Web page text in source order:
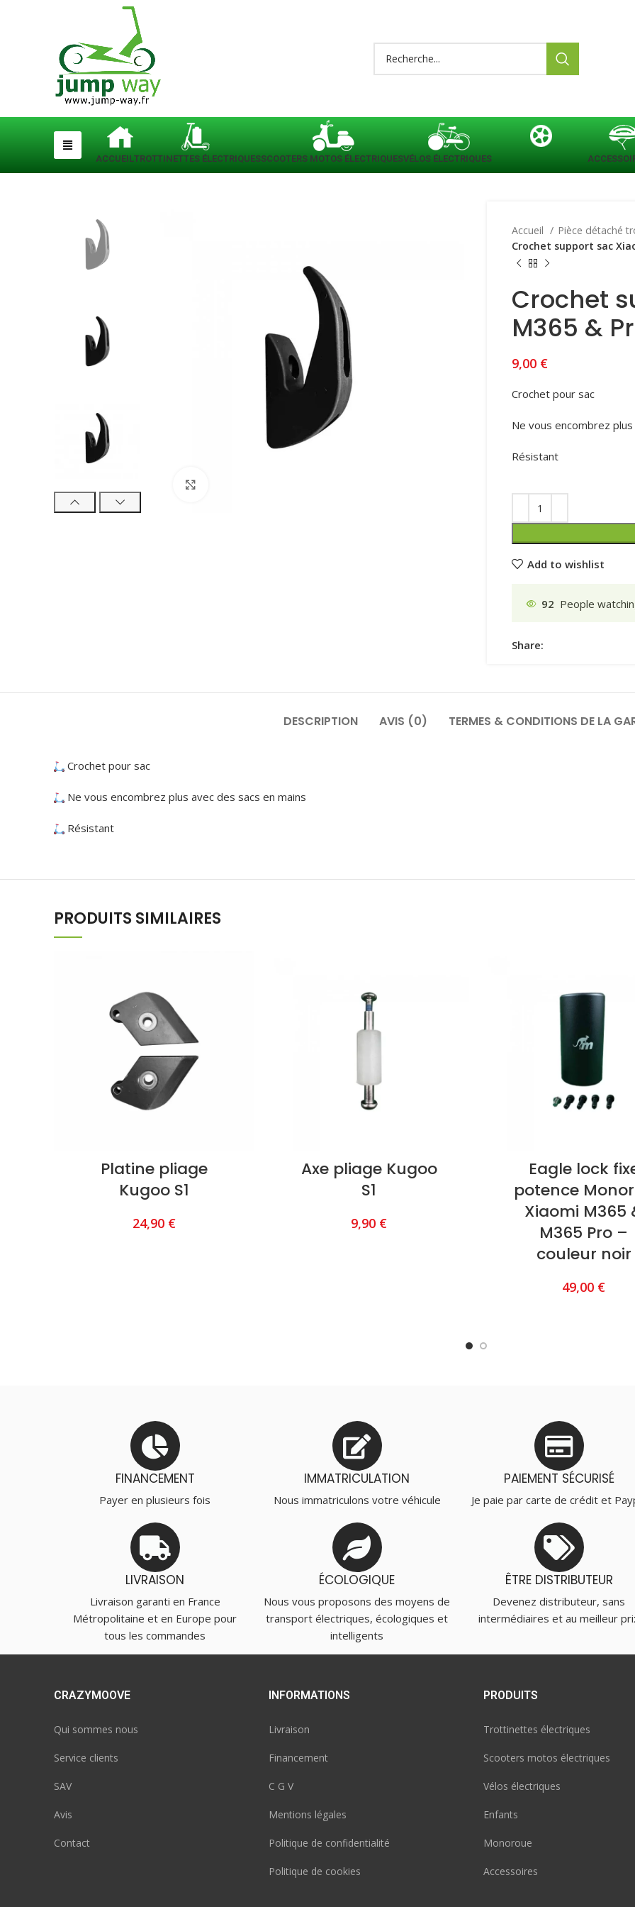
ACCUEILTROTTINETTES ÉLECTRIQUESSCOOTERS MOTOS ÉLECTRIQUESVÉLOS ÉLECTRIQUES
Accueil Pièce détaché
Crochet support sac
Crochet
M365 &
9,00 €
Crochet pour sac
Ne vous encombrez
Résistant
Add to wishlist
92 People
Share:
DESCRIPTION AVIS (0) TERMES & CONDITIONS DE LA
Crochet pour sac
Ne vous encombrez plus avec des sacs en mains
Résistant
PRODUITS SIMILAIRES
Platine pliage
Kugoo S1
24,90 €
Axe pliage Kugoo
S1
9,90 €
Eagle lock
potence
Xiaomi M365
M365 Pro –
couleur noir
49,00 €
FINANCEMENT
Payer en plusieurs fois
IMMATRICULATION
Nous immatriculons votre véhicule
PAIEMENT SÉCURISÉ
Je paie par carte de crédit et
LIVRAISON
Livraison garanti en France
Métropolitaine et en Europe pour
tous les commandes
ÉCOLOGIQUE
Nous vous proposons des moyens de
transport électriques, écologiques et
intelligents
ÊTRE DISTRIBUTEUR
Devenez distributeur, sans
intermédiaires et au meilleur
CRAZYMOOVE
Qui sommes nous
Service clients
SAV
Avis
Contact
INFORMATIONS
Livraison
Financement
C G V
Mentions légales
Politique de confidentialité
Politique de cookies
PRODUITS
Trottinettes électriques
Scooters motos électriques
Vélos électriques
Enfants
Monoroue
Accessoires